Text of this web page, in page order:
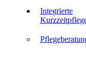
Integrierte